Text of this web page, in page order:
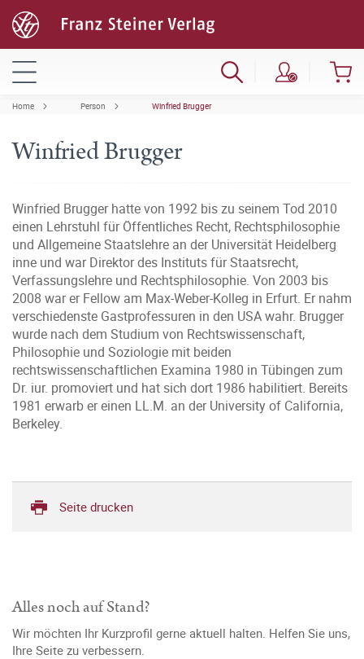
Home Person Winfried Brugger
Winfried Brugger
Winfried Brugger hatte von 1992 bis zu seinem Tod 2010
einen Lehrstuhl für Öffentliches Recht, Rechtsphilosophie
und Allgemeine Staatslehre an der Universität Heidelberg
inne und war Direktor des Instituts für Staatsrecht,
Verfassungslehre und Rechtsphilosophie. Von 2003 bis
2008 war er Fellow am Max-Weber-Kolleg in Erfurt. Er nahm
verschiedenste Gastprofessuren in den USA wahr. Brugger
wurde nach dem Studium von Rechtswissenschaft,
Philosophie und Soziologie mit beiden
rechtswissenschaftlichen Examina 1980 in Tübingen zum
Dr. iur. promoviert und hat sich dort 1986 habilitiert. Bereits
1981 erwarb er einen LL.M. an der University of California,
Berkeley.
Seite drucken
Alles noch auf Stand?
Wir möchten Ihr Kurzprofil gerne aktuell halten. Helfen Sie uns,
Ihre Seite zu verbessern.